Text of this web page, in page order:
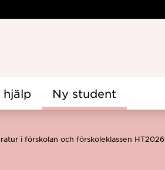
hjälp Ny student
i förskolan och förskoleklassen HT2026